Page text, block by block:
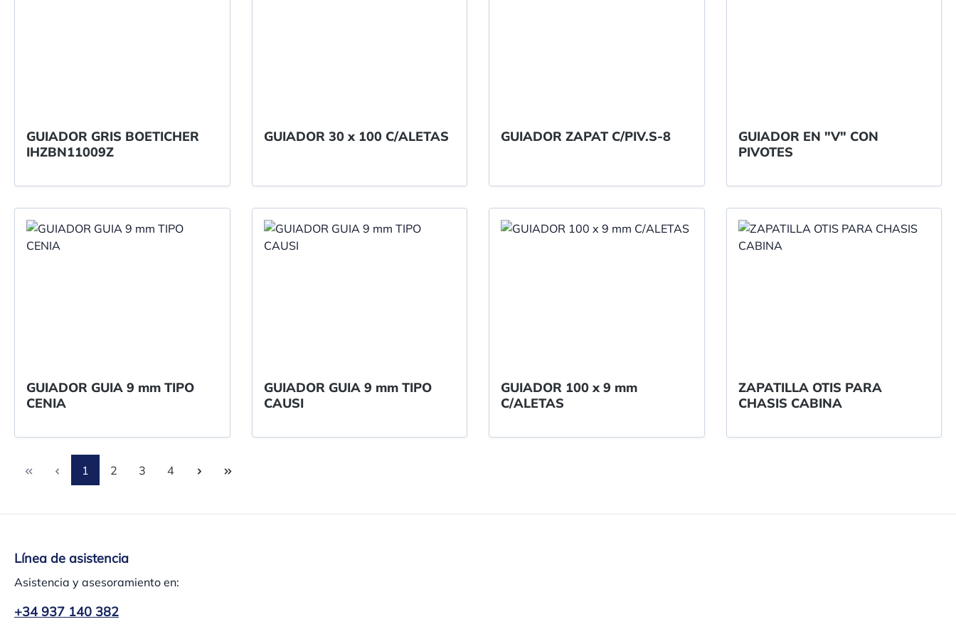
GUIADOR GRIS BOETICHER
IHZBN11009Z
GUIADOR 30 x 100 C/ALETAS GUIADOR ZAPAT C/PIV.S-8
GUIADOR EN "V" CON
PIVOTES
GUIADOR GUIA 9 mm TIPO
CENIA
GUIADOR GUIA 9 mm TIPO
CAUSI
GUIADOR 100 x 9 mm
C/ALETAS
ZAPATILLA OTIS PARA
CHASIS CABINA
Página
1 Página
2 Página
3 Página
4
Línea de asistencia
Asistencia y asesoramiento en:
+34 937 140 382